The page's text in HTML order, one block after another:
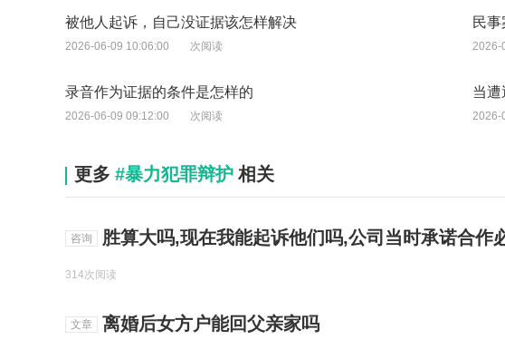
被他人起诉，自己没证据该怎样解决
2026-06-09 10:06:00 次阅读
录音作为证据的条件是怎样的
2026-06-09 09:12:00 次阅读
民
2026-
当
2026-
更多 #暴力犯罪辩护 相关
咨询 胜算大吗,现在我能起诉他们吗,公司当时承诺合作
314次阅读
文章 离婚后女方户能回父亲家吗